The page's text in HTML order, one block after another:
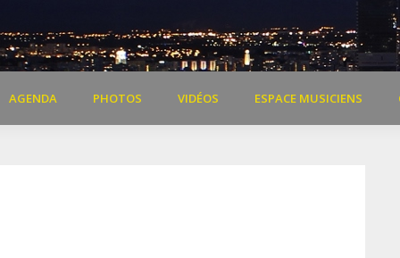
AGENDA PHOTOS VIDÉOS ESPACE MUSICIENS